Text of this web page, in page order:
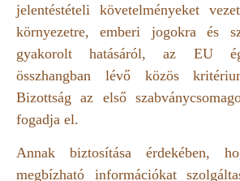
jelentéstételi követelményeket
környezetre, emberi jogokra és
gyakorolt hatásáról, az EU
összhangban lévő közös
Bizottság az első
fogadja el.
Annak biztosítása érdekében,
megbízható információkat